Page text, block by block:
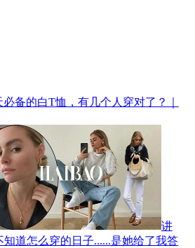
必备的白T恤，有几个人穿对了？｜
讲
道怎么穿的日子......是她给了我答